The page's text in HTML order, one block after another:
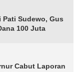
Sudewo, Gus
100 Juta
Cabut Laporan